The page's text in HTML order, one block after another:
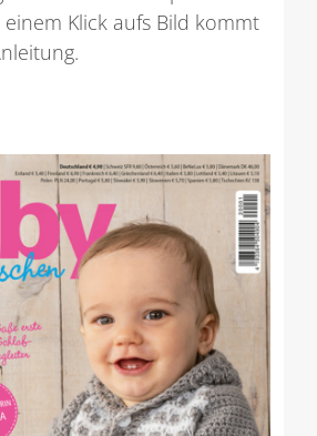
Klick aufs Bild kommt